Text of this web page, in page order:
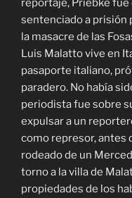
reportaje, Priebke
sentenciado a prisión
la masacre de las
Luis Malatto vive en
pasaporte italiano,
paradero. No había
periodista fue sobre
expulsar a un
como represor, antes
rodeado de un
torno a la villa de
propiedades de los